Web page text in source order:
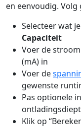
en eenvoudig.
Selecteer wat
Capaciteit
Voer de
(mA) in
Voer de
gewenste
Pas optionele
Klik op